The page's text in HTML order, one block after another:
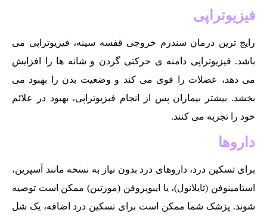
فیزیوتراپی
رایج ترین درمان سندرم خروجی قفسه سینه، فیزیوتراپی می
باشد. فیزیوتراپی دامنه ی حرکتی گردن و شانه ها را افزایش
می دهد، عضلات را قوی می کند و وضعیت بدن را بهبود می
بخشد. بیشتر بیماران پس از انجام فیزیوتراپی، بهبود در علائم
خود را تجربه می کنند.
داروها
برای تسکین درد، داروهای درد بدون نیاز به نسخه مانند آسپرین،
استامینوفن (تایلانول)، یا ایبوپروفن (مورتین) ممکن است توصیه
شوند. پزشک شما ممکن است برای تسکین درد اضافه، یک شل